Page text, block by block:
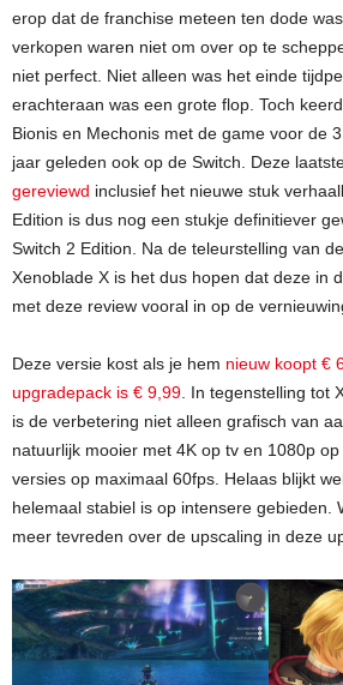
erop dat de franchise meteen ten dode
verkopen waren niet om over op te
niet perfect. Niet alleen was het einde
erachteraan was een grote flop. Toch
Bionis en Mechonis met de game voor de
jaar geleden ook op de Switch. Deze
gereviewd inclusief het nieuwe stuk
Edition is dus nog een stukje definitiever
Switch 2 Edition. Na de teleurstelling van
Xenoblade X is het dus hopen dat deze in
met deze review vooral in op de
Deze versie kost als je hem nieuw koopt €
upgradepack is € 9,99 . In tegenstelling tot
is de verbetering niet alleen grafisch van
natuurlijk mooier met 4K op tv en 1080p
versies op maximaal 60fps. Helaas blijkt
helemaal stabiel is op intensere gebieden.
meer tevreden over de upscaling in deze